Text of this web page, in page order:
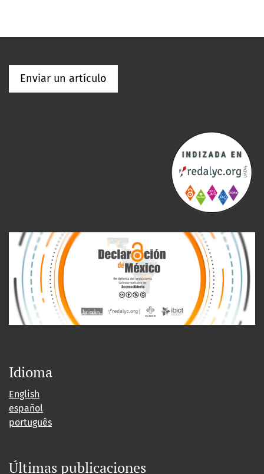
Enviar un artículo
Idioma
English
español
português
Últimas publicaciones